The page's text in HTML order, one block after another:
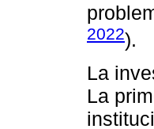
2022).
La
La